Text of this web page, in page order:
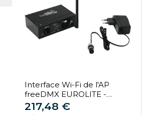
Interface Wi-Fi de l'AP
freeDMX EUROLITE -
Logiciels et matériels DMX
217,48 €